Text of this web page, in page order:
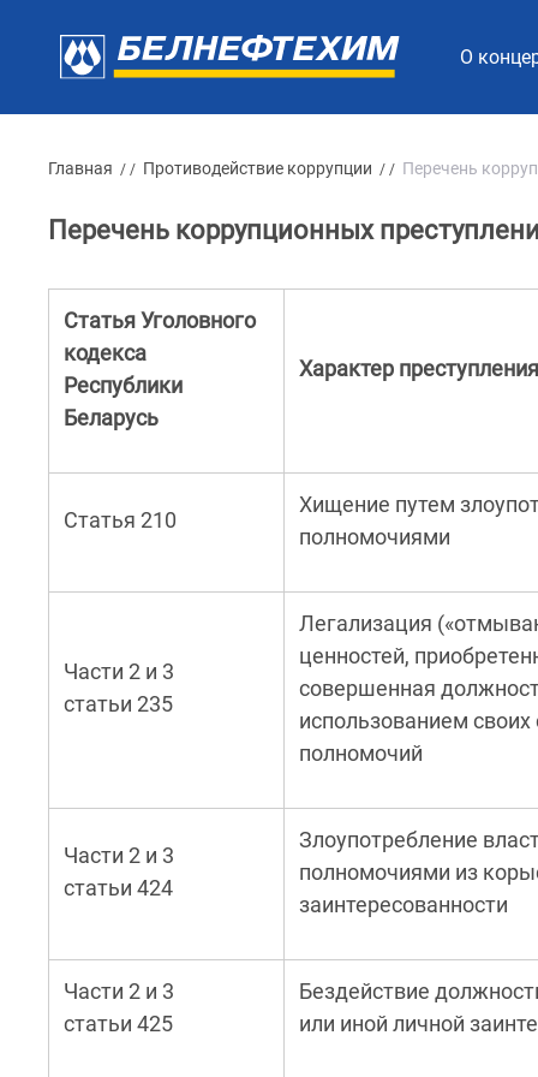
О
Главная / / Противодействие коррупции / / Перечень
Перечень коррупционных
Статья Уголовного
кодекса
Республики
Беларусь
Характер преступления
Статья 210
Хищение путем
полномочиями
Части 2 и 3
статьи 235
Легализация
ценностей,
совершенная
использованием
полномочий
Части 2 и 3
статьи 424
Злоупотребление
полномочиями из
заинтересованности
Части 2 и 3
статьи 425
Бездействие
или иной личной